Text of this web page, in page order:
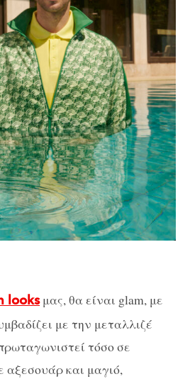
looksμας, θα είναι glam, με
με την μεταλλιζέ
τόσο σε
αξεσουάρ και μαγιό,